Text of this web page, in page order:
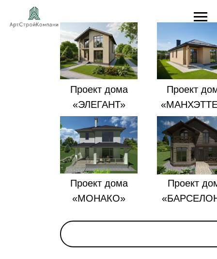
Проект дома
«ЭЛЕГАНТ»
Проект
Проект дома
«МОНАКО»
Проект